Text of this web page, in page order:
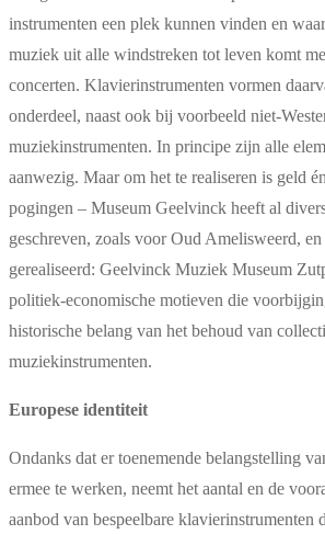
instrumenten een plek kunnen vinden en
muziek uit alle windstreken tot leven komt
concerten. Klavierinstrumenten vormen
onderdeel, naast ook bij voorbeeld niet-
muziekinstrumenten. In principe zijn alle
aanwezig. Maar om het te realiseren is geld
pogingen – Museum Geelvinck heeft al
geschreven, zoals voor Oud Amelisweerd, en
gerealiseerd: Geelvinck Muziek Museum
politiek-economische motieven die
historische belang van het behoud van
muziekinstrumenten.
Europese identiteit
Ondanks dat er toenemende belangstelling
ermee te werken, neemt het aantal en de
aanbod van bespeelbare klavierinstrumenten